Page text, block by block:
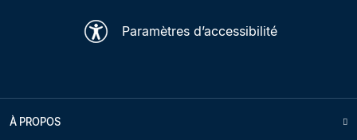
Paramètres d’accessibilité
À PROPOS